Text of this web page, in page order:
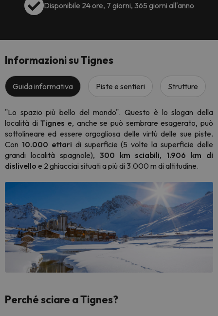
Disponibile 24 ore, 7 giorni, 365 giorni all'anno
Informazioni su Tignes
Guida informativa Piste e sentieri Strutture
"Lo spazio più bello del mondo". Questo è lo slogan della
località di Tignes e, anche se può sembrare esagerato, può
sottolineare ed essere orgogliosa delle virtù delle sue piste.
Con 10.000 ettari di superficie (5 volte la superficie delle
grandi località spagnole), 300 km sciabili, 1.906 km di
dislivello e 2 ghiacciai situati a più di 3.000 m di altitudine.
Perché sciare a Tignes?